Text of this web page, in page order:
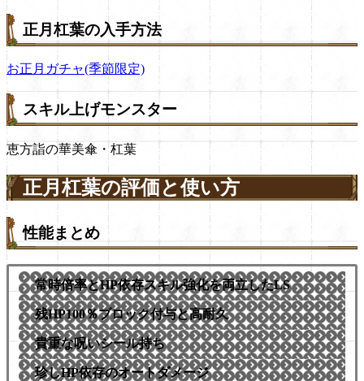
正月杠葉の入手方法
お正月ガチャ(季節限定)
スキル上げモンスター
恵方詣の華美傘・杠葉
正月杠葉の評価と使い方
性能まとめ
常時倍率とHP依存スキル強化を両立したLS
残HP100％ブロック付与と高耐久
貴重な呪いシール持ち
珍しHP依存のオートダメージ